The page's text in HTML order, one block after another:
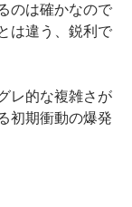
のは確かなので
は違う、鋭利で
レ的な複雑さが
初期衝動の爆発